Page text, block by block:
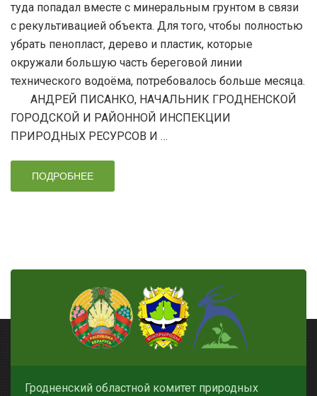
туда попадал вместе с минеральным грунтом в связи
с рекультивацией объекта. Для того, чтобы полностью
убрать пенопласт, дерево и пластик, которые
окружали большую часть береговой линии
технического водоёма, потребовалось больше месяца.
АНДРЕЙ ПИСАНКО, НАЧАЛЬНИК ГРОДНЕНСКОЙ
ГОРОДСКОЙ И РАЙОННОЙ ИНСПЕКЦИИ
ПРИРОДНЫХ РЕСУРСОВ И …
ПОДРОБНЕЕ
Гродненский областной комитет природных